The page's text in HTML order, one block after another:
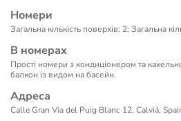
Номери
Загальна кількість поверхів: 2; Загальна
В номерах
Прості номери з кондиціонером та
балкон із видом на басейн.
Адреса
Calle Gran Via del Puig Blanc 12, Calviá,